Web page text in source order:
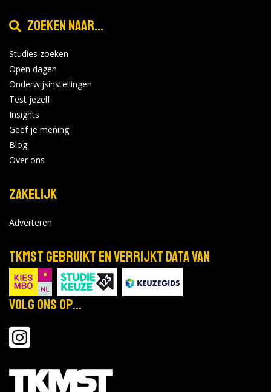
Zoeken naar...
Studies zoeken
Open dagen
Onderwijsinstellingen
Test jezelf
Insights
Geef je mening
Blog
Over ons
Zakelijk
Adverteren
TKMST gebruikt en verrijkt data van
Volg ons op...